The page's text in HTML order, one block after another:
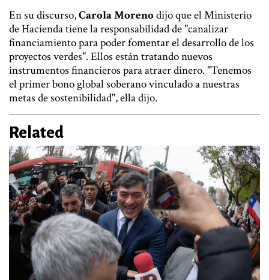
En su discurso,Carola Morenodijo que el Ministerio
de Hacienda tiene la responsabilidad de "canalizar
financiamiento para poder fomentar el desarrollo de los
proyectos verdes". Ellos están tratando nuevos
instrumentos financieros para atraer dinero. "Tenemos
el primer bono global soberano vinculado a nuestras
metas de sostenibilidad", ella dijo.
Related